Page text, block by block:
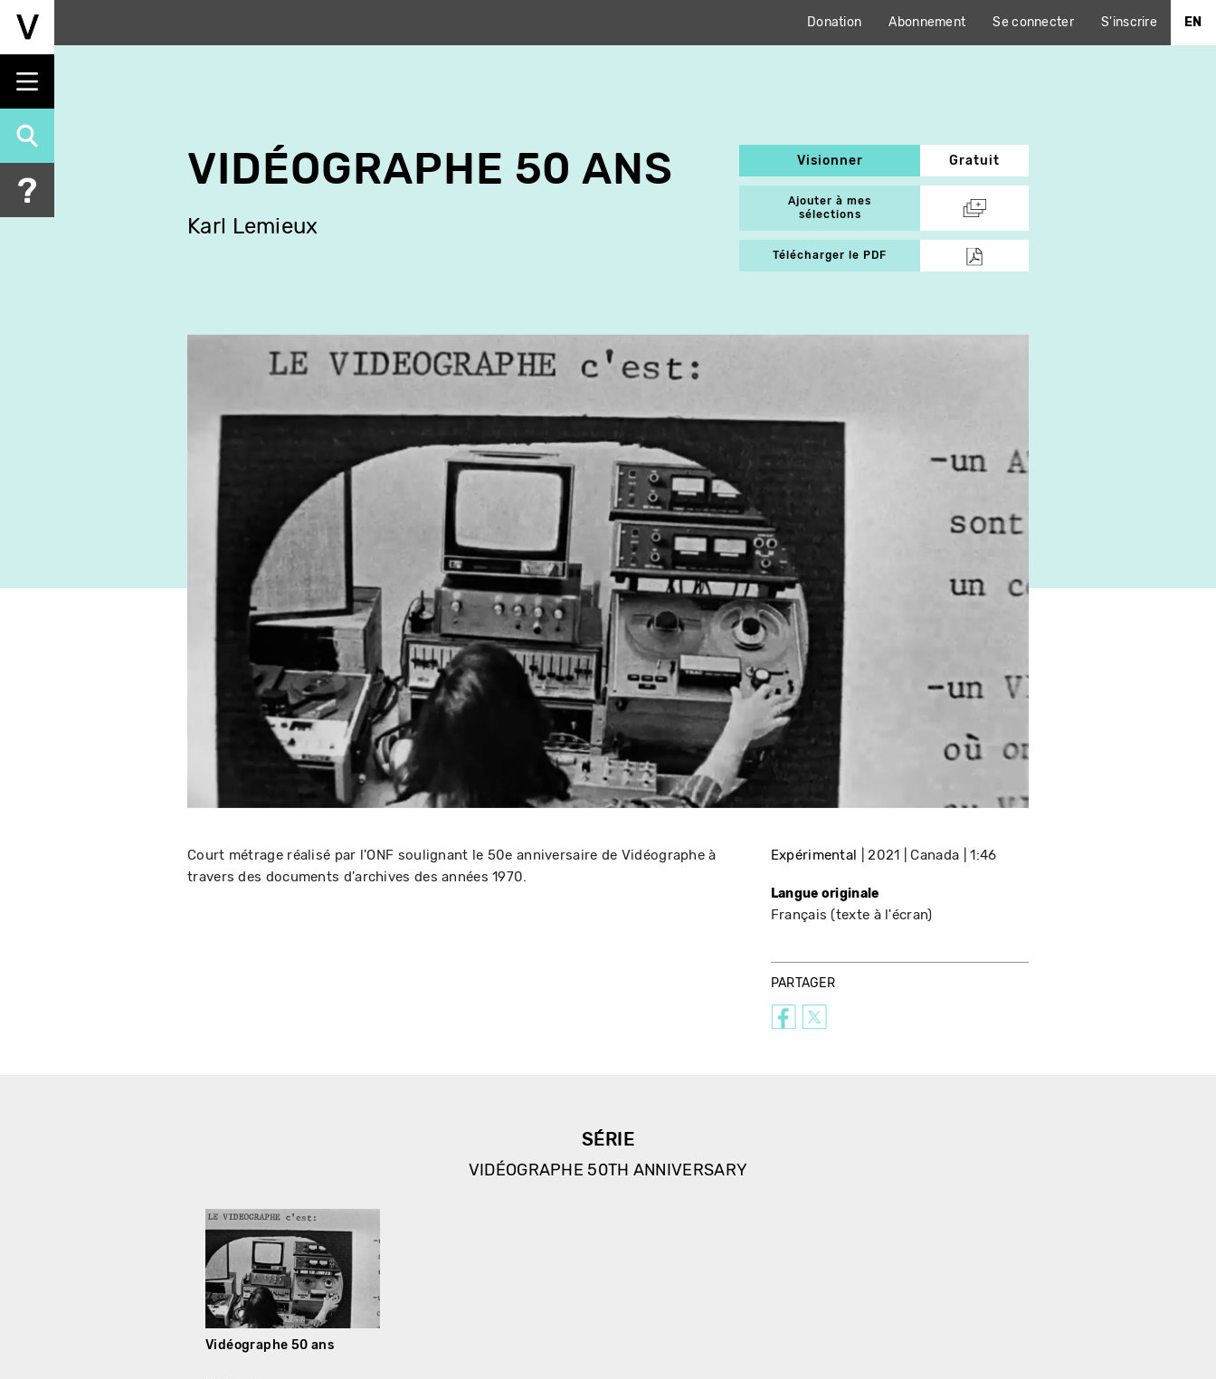
Aller
principal
Donation Abonnement Se connecter S'inscrire EN
VIDÉOGRAPHE 50 ANS
Karl Lemieux
Visionner Gratuit
Ajouter à mes
sélections
Télécharger le PDF
Court métrage réalisé par l'ONF soulignant le 50e anniversaire de Vidéographe à
travers des documents d'archives des années 1970.
Expérimental 2021 Canada 1:46
Langue originale
Français (texte à l'écran)
PARTAGER
SÉRIE
VIDÉOGRAPHE 50TH ANNIVERSARY
Vidéographe 50 ans